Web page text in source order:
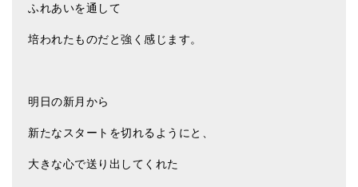
ふれあいを通して
培われたものだと強く感じます。
明日の新月から
新たなスタートを切れるようにと、
大きな心で送り出してくれた